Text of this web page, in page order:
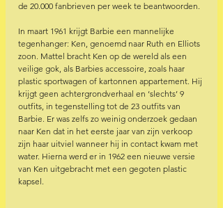
de 20.000 fanbrieven per week te beantwoorden.
In maart 1961 krijgt Barbie een mannelijke
tegenhanger: Ken, genoemd naar Ruth en Elliots
zoon. Mattel bracht Ken op de wereld als een
veilige gok, als Barbies accessoire, zoals haar
plastic sportwagen of kartonnen appartement. Hij
krijgt geen achtergrondverhaal en ‘slechts’ 9
outfits, in tegenstelling tot de 23 outfits van
Barbie. Er was zelfs zo weinig onderzoek gedaan
naar Ken dat in het eerste jaar van zijn verkoop
zijn haar uitviel wanneer hij in contact kwam met
water. Hierna werd er in 1962 een nieuwe versie
van Ken uitgebracht met een gegoten plastic
kapsel.